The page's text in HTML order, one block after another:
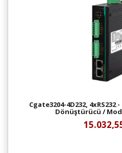
Cgate3204-4D232,
Dönüştürücü /